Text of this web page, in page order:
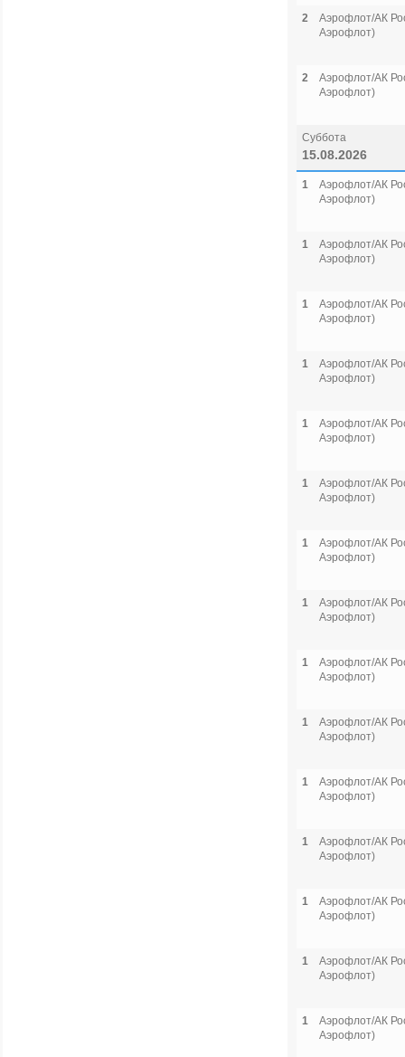
2
Аэрофлот/АК
Аэрофлот)
2
Аэрофлот/АК
Аэрофлот)
Суббота
15.08.2026
1
Аэрофлот/АК
Аэрофлот)
1
Аэрофлот/АК
Аэрофлот)
1
Аэрофлот/АК
Аэрофлот)
1
Аэрофлот/АК
Аэрофлот)
1
Аэрофлот/АК
Аэрофлот)
1
Аэрофлот/АК
Аэрофлот)
1
Аэрофлот/АК
Аэрофлот)
1
Аэрофлот/АК
Аэрофлот)
1
Аэрофлот/АК
Аэрофлот)
1
Аэрофлот/АК
Аэрофлот)
1
Аэрофлот/АК
Аэрофлот)
1
Аэрофлот/АК
Аэрофлот)
1
Аэрофлот/АК
Аэрофлот)
1
Аэрофлот/АК
Аэрофлот)
1
Аэрофлот/АК
Аэрофлот)